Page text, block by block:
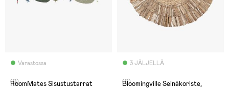
Varastossa
(0)
RoomMates Sisustustarrat
3 JÄLJELLÄ
(0)
Bloomingville Seinäkoriste,